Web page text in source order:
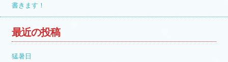
書きます！
最近の投稿
猛暑日